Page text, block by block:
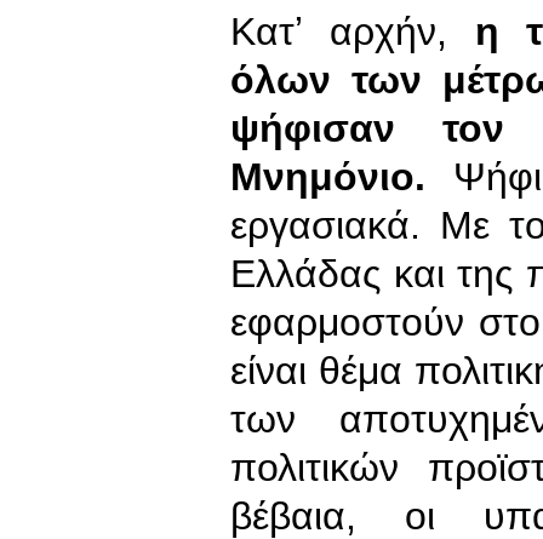
Κατʼ αρχήν, η
όλων των
ψήφισαν τον
Μνημόνιο.
εργασιακά. Με
Ελλάδας και
εφαρμοστούν
είναι θέμα
των
πολιτικών
βέβαια, οι